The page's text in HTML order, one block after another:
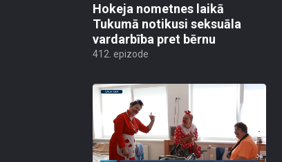
Hokeja nometnes laikā
Tukumā notikusi seksuāla
vardarbība pret bērnu
412. epizode